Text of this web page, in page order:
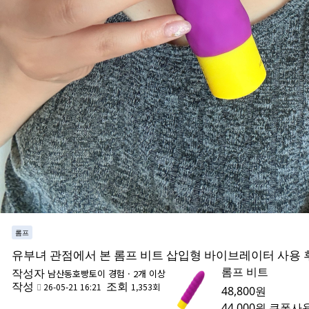
롬프
유부녀 관점에서 본 롬프 비트 삽입형 바이브레이터 사용
작성자 남산동호빵토이 경험 · 2개 이상
작성 26-05-21 16:21 조회 1,353회
롬프 비트
48,800원